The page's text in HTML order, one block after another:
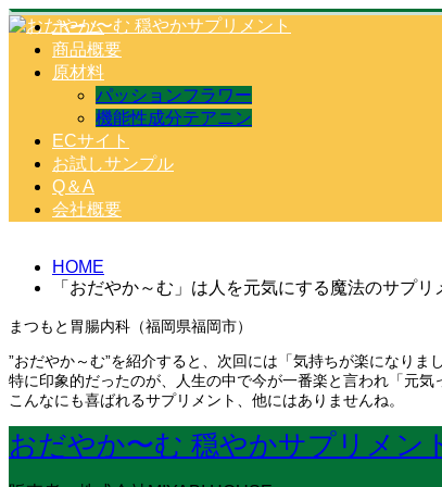
ホーム
商品概要
原材料
パッションフラワー
機能性成分テアニン
ECサイト
お試しサンプル
Q＆A
会社概要
HOME
「おだやか～む」は人を元気にする魔法のサプリ
まつもと胃腸内科（福岡県福岡市）
”おだやか～む”を紹介すると、次回には「気持ちが楽になり
特に印象的だったのが、人生の中で今が一番楽と言われ「元
こんなにも喜ばれるサプリメント、他にはありませんね。
おだやか〜む 穏やかサプリメン